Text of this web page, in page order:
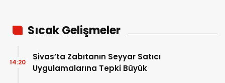
Sıcak Gelişmeler
Sivas’ta Zabıtanın Seyyar Satıcı
Uygulamalarına Tepki Büyük
14:20